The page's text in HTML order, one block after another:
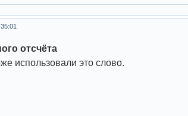
отсчёта
использовали это слово.